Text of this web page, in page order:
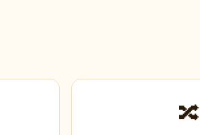
🔀